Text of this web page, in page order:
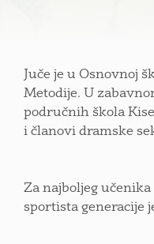
Juče je u Osnovnoj
Metodije. U
područnih škola
i članovi dramske
Za najboljeg
sportista generacije